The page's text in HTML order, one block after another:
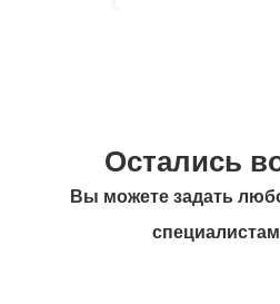
Остались
Вы можете задать